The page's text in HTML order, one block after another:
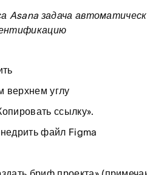
Asana задача
верхнем углу
ссылку».
файл Figma